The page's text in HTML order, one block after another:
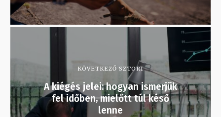
KÖVETKEZŐ SZTORI
A kiégés jelei: hogyan ismerjük
fel időben, mielőtt túl késő
lenne